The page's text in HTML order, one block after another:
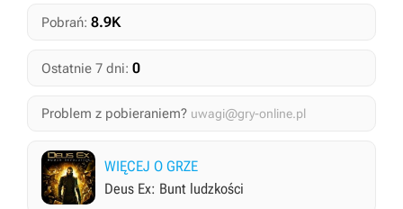
Pobrań: 8.9K
Ostatnie 7 dni: 0
Problem z pobieraniem? uwagi@gry-online.pl
WIĘCEJ O GRZE
Deus Ex: Bunt ludzkości